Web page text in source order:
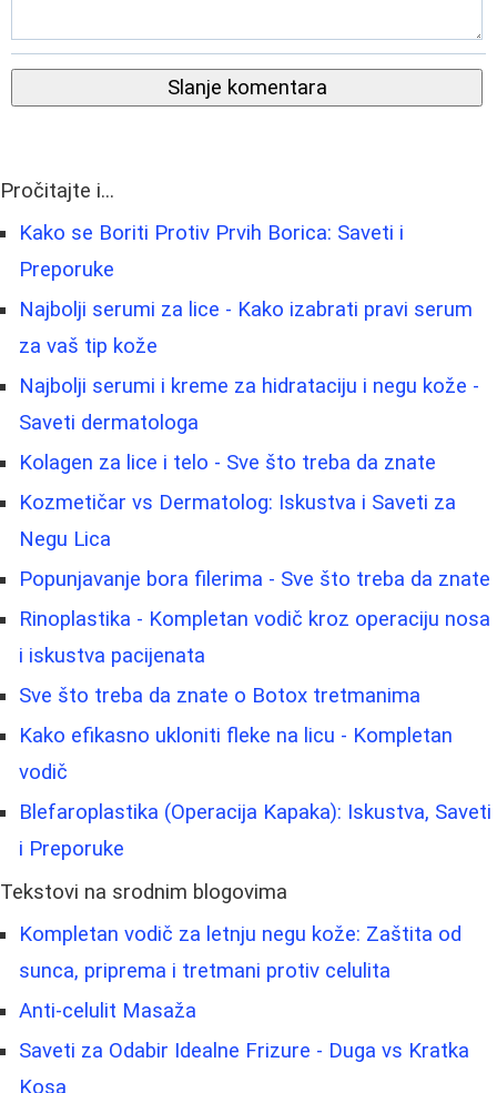
Slanje komentara
Pročitajte i...
Kako se Boriti Protiv Prvih Borica: Saveti i
Preporuke
Najbolji serumi za lice - Kako izabrati pravi serum
za vaš tip kože
Najbolji serumi i kreme za hidrataciju i negu kože -
Saveti dermatologa
Kolagen za lice i telo - Sve što treba da znate
Kozmetičar vs Dermatolog: Iskustva i Saveti za
Negu Lica
Popunjavanje bora filerima - Sve što treba da znate
Rinoplastika - Kompletan vodič kroz operaciju nosa
i iskustva pacijenata
Sve što treba da znate o Botox tretmanima
Kako efikasno ukloniti fleke na licu - Kompletan
vodič
Blefaroplastika (Operacija Kapaka): Iskustva, Saveti
i Preporuke
Tekstovi na srodnim blogovima
Kompletan vodič za letnju negu kože: Zaštita od
sunca, priprema i tretmani protiv celulita
Anti-celulit Masaža
Saveti za Odabir Idealne Frizure - Duga vs Kratka
Kosa